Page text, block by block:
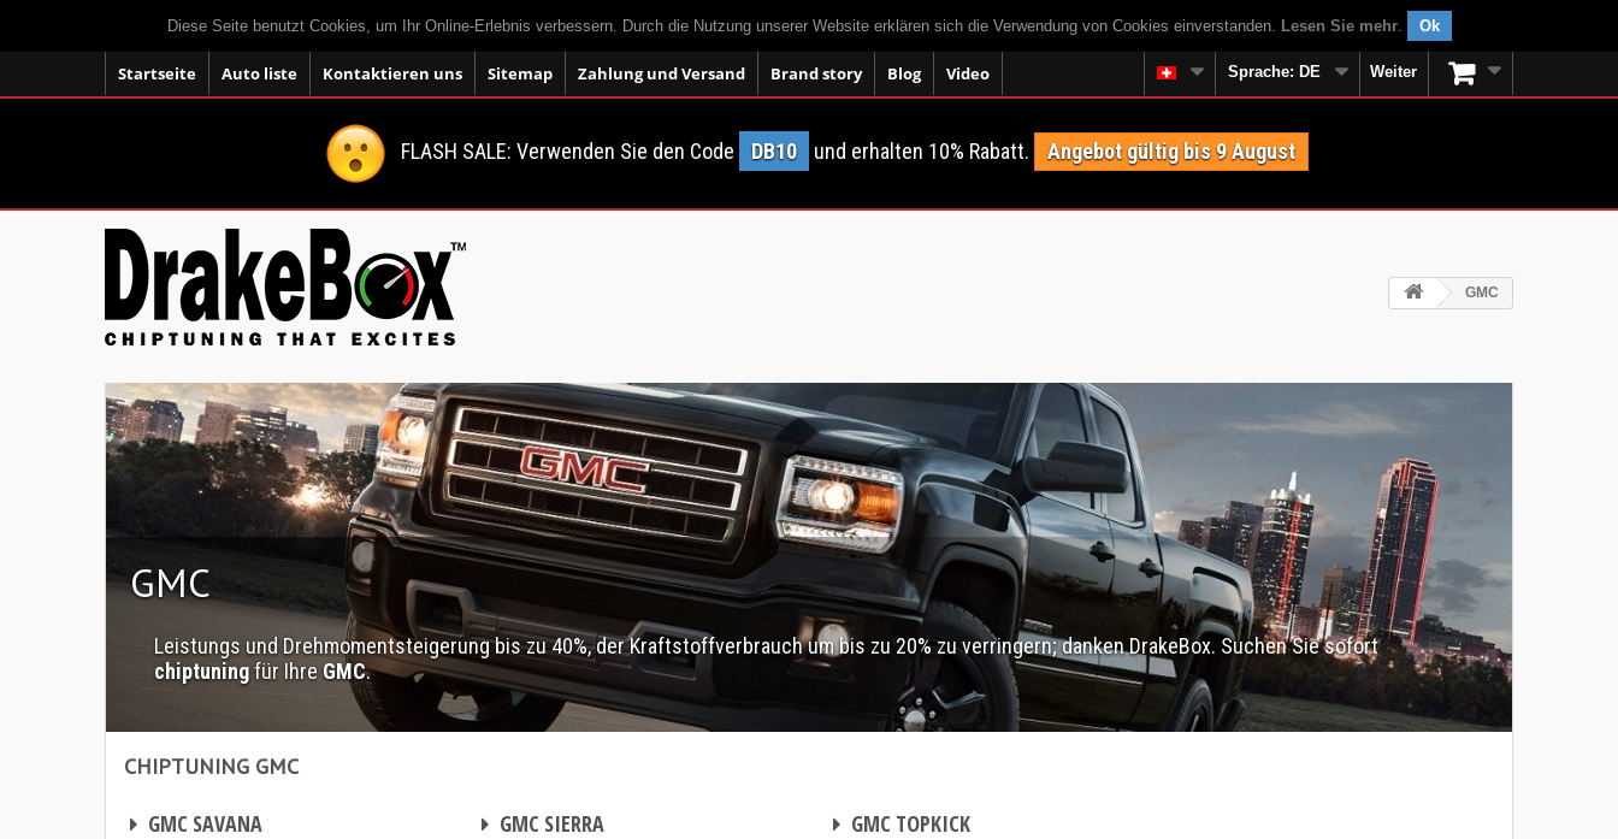
Diese Seite benutzt Cookies, um Ihr Online-Erlebnis verbessern. Durch die Nutzung unserer Website erklären sich die Verwendung von Cookies einverstanden. Lesen Sie mehr. Ok
Startseite Auto liste Kontaktieren uns Sitemap Zahlung und Versand Brand story Blog Video Weiter
Sprache: DE
FLASH SALE: Verwenden Sie den Code DB10 und erhalten 10% Rabatt. Angebot gültig bis 9 August
GMC
GMC
Leistungs und Drehmomentsteigerung bis zu 40%, der Kraftstoffverbrauch um bis zu 20% zu verringern; danken DrakeBox. Suchen Sie sofort
chiptuningfür IhreGMC.
CHIPTUNING GMC
GMC SAVANA GMC SIERRA GMC TOPKICK